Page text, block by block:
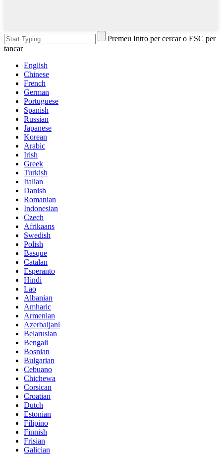
Premeu Intro per cercar o ESC per
tancar
English
Chinese
French
German
Portuguese
Spanish
Russian
Japanese
Korean
Arabic
Irish
Greek
Turkish
Italian
Danish
Romanian
Indonesian
Czech
Afrikaans
Swedish
Polish
Basque
Catalan
Esperanto
Hindi
Lao
Albanian
Amharic
Armenian
Azerbaijani
Belarusian
Bengali
Bosnian
Bulgarian
Cebuano
Chichewa
Corsican
Croatian
Dutch
Estonian
Filipino
Finnish
Frisian
Galician